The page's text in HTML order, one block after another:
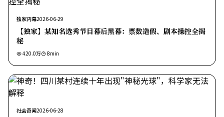
独家内幕2026-06-29
【独家】某知名选秀节目幕后黑幕：票数造假、剧本操控全揭
秘
420.0万 8min
社会奇闻2026-06-28